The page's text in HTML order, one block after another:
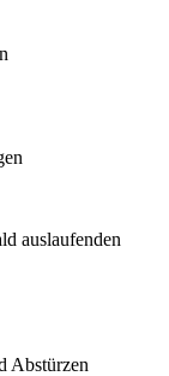
auslaufenden
Abstürzen